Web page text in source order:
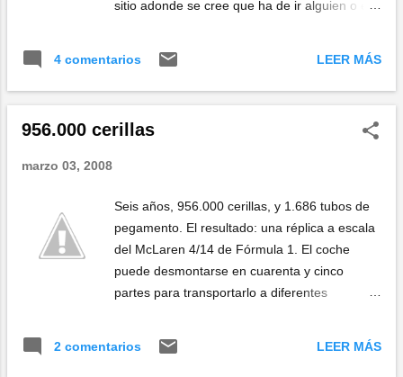
sitio adonde se cree que ha de ir alguien o en
4 comentarios LEER MÁS
956.000 cerillas
marzo 03, 2008
Seis años, 956.000 cerillas, y 1.686 tubos de
pegamento. El resultado: una réplica a escala
del McLaren 4/14 de Fórmula 1. El coche
puede desmontarse en cuarenta y cinco
partes para transportarlo a diferentes
en eamazings .
2 comentarios LEER MÁS